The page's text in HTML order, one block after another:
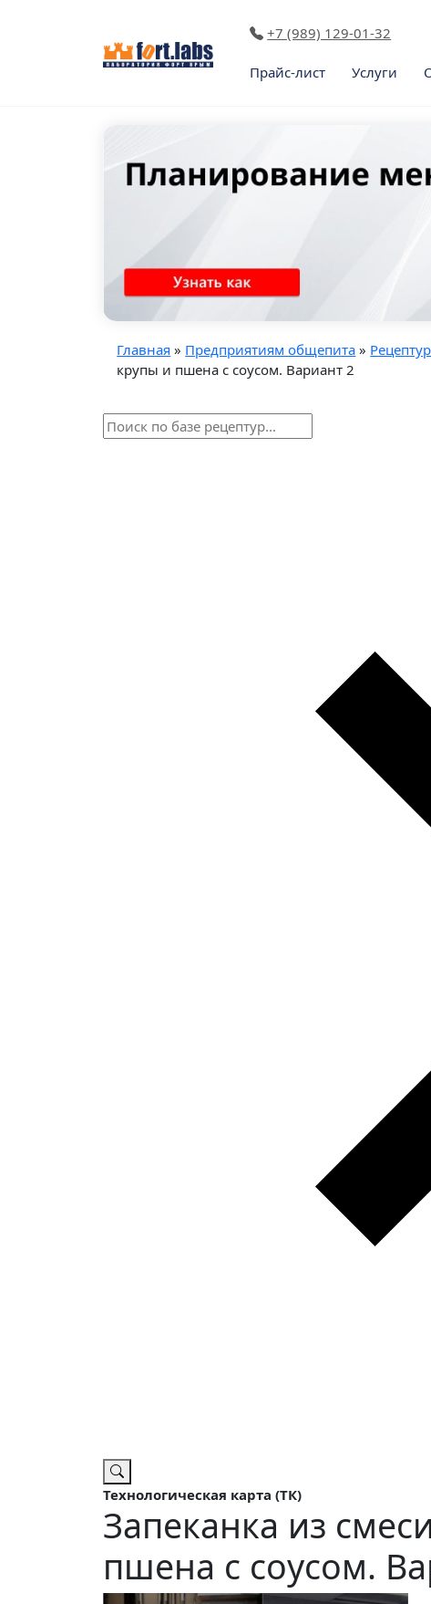
+7 (989) 129-01-32
Прайс-лист Услуги
Главная » Предприятиям общепита »
крупы и пшена с соусом. Вариант 2
Технологическая карта (ТК)
Запеканка из
пшена с соусом.